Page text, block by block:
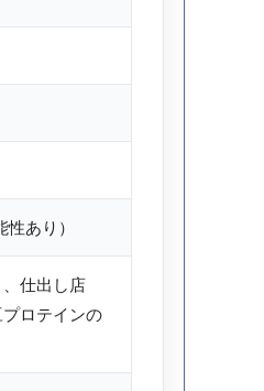
あり）
仕出し店
プロテインの